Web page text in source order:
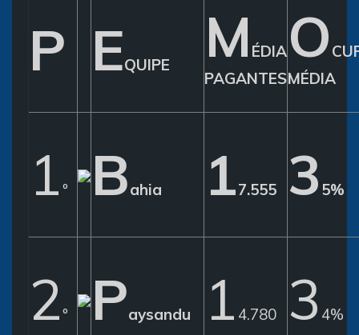
P EQUIPE M ÉDIA
PAGANTES
O
MÉDIA
1 º Bahia 17.555 3 5%
2º Paysandu 1 4.780 3 4%